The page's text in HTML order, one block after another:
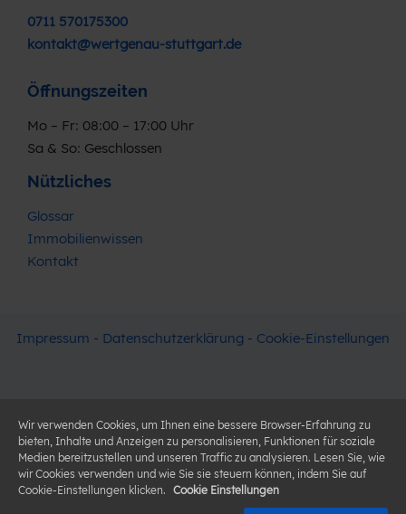
0711 570175300
kontakt@wertgenau-stuttgart.de
Öffnungszeiten
Mo – Fr: 08:00 – 17:00 Uhr
Sa & So: Geschlossen
Nützliches
Glossar
Immobilienwissen
Kontakt
Impressum - Datenschutzerklärung - Cookie-Einstellungen
Wir verwenden Cookies, um Ihnen eine bessere Browser-Erfahrung zu
bieten, Inhalte und Anzeigen zu personalisieren, Funktionen für soziale
Medien bereitzustellen und unseren Traffic zu analysieren. Lesen Sie, wie
wir Cookies verwenden und wie Sie sie steuern können, indem Sie auf
Cookie-Einstellungen klicken. Cookie Einstellungen